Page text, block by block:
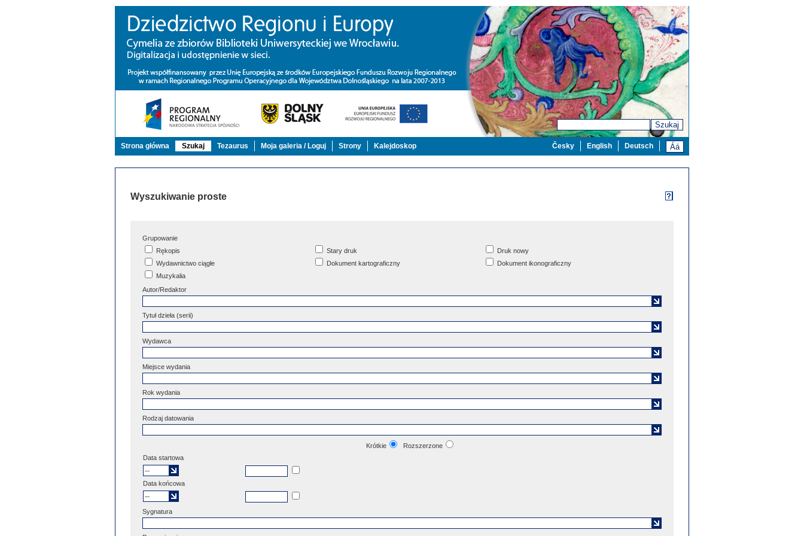
Szukaj
Strona główna Szukaj Tezaurus Moja galeria / Loguj Strony Kalejdoskop Deutsch
English
Česky
Wyszukiwanie proste
Grupowanie
Rękopis
Stary druk
Druk nowy
Wydawnictwo ciągłe
Dokument kartograficzny
Dokument ikonograficzny
Muzykalia
Autor/Redaktor
Tytuł dzieła (serii)
Wydawca
Miejsce wydania
Rok wydania
Rodzaj datowania
Krótkie
Rozszerzone
Data startowa
Data końcowa
Sygnatura